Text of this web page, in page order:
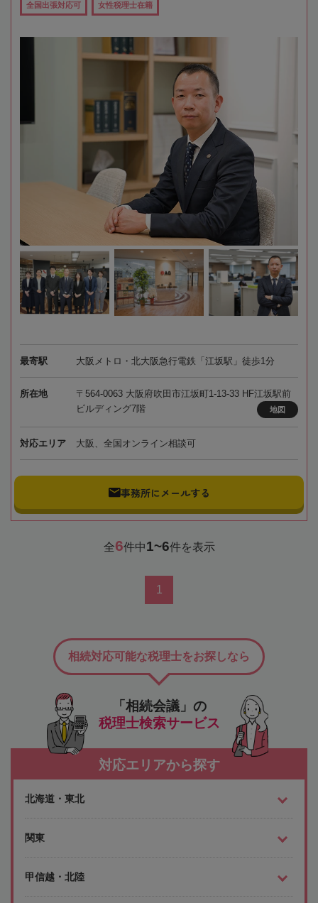
全国出張対応可 女性税理士在籍
最寄駅 大阪メトロ・北大阪急行電鉄「江坂駅」徒歩1分
所在地
〒564-0063 大阪府吹田市江坂町1-13-33 HF江坂駅前
ビルディング7階
地図
対応エリア 大阪、全国オンライン相談可
事務所にメールする
全6件中1~6件を表示
1
「相続会議」の
税理士検索サービス
相続対応可能な税理士をお探しなら
対応エリアから探す
北海道・東北
関東
甲信越・北陸